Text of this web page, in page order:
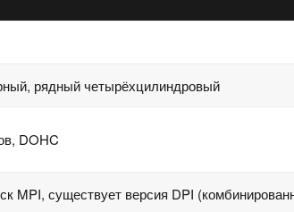
рядный четырёхцилиндровый
DOHC
MPI, существует версия DPI